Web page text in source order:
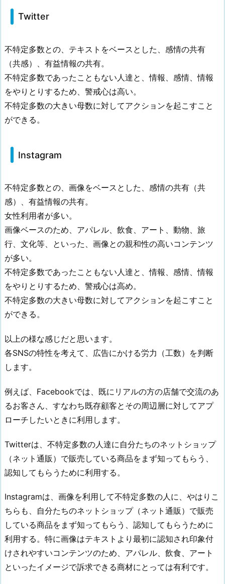
Twitter
不特定多数との、テキストをベースとした、感情の共有
（共感）、有益情報の共有。
不特定多数であったこともない人達と、情報、感情、情報
をやりとりするため、警戒心は高い。
不特定多数の大きい母数に対してアクションを起こすこと
ができる。
Instagram
不特定多数との、画像をベースとした、感情の共有（共
感）、有益情報の共有。
女性利用者が多い。
画像ベースのため、アパレル、飲食、アート、動物、旅
行、文化等、といった、画像との親和性の高いコンテンツ
が多い。
不特定多数であったこともない人達と、情報、感情、情報
をやりとりするため、警戒心は高め。
不特定多数の大きい母数に対してアクションを起こすこと
ができる。
以上の様な感じだと思います。
各SNSの特性を考えて、広告にかける労力（工数）を判断
します。
例えば、Facebookでは、既にリアルの方の店舗で交流のあ
るお客さん、すなわち既存顧客とその周辺層に対してアプ
ローチしたいときに利用します。
Twitterは、不特定多数の人達に自分たちのネットショップ
（ネット通販）で販売している商品をまず知ってもらう、
認知してもらうために利用する。
Instagramは、画像を利用して不特定多数の人に、やはりこ
ちらも、自分たちのネットショップ（ネット通販）で販売
している商品をまず知ってもらう、認知してもらうために
利用する。特に画像はテキストより最初に認知され印象付
けされやすいコンテンツのため、アパレル、飲食、アート
といったイメージで訴求できる商材にとっては有利です。